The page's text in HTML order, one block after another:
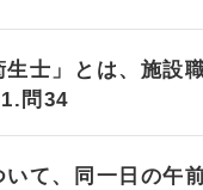
生士」とは、施設
問34
いて、同一日の午